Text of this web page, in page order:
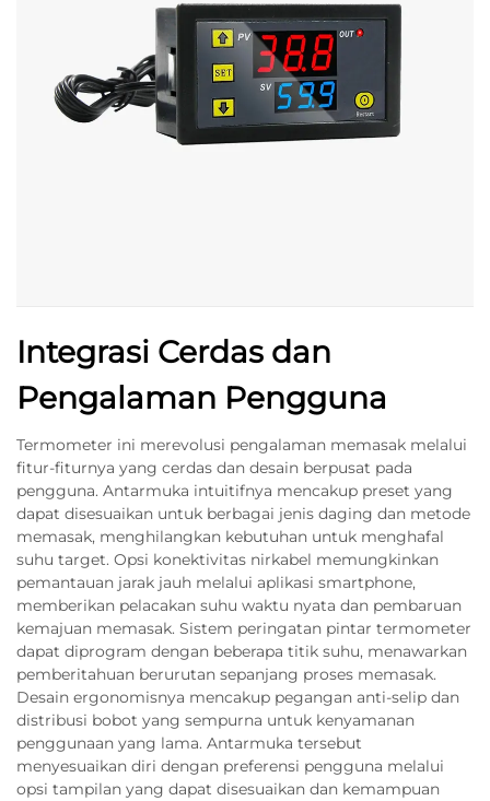
Integrasi Cerdas dan
Pengalaman Pengguna
Termometer ini merevolusi pengalaman memasak melalui
fitur-fiturnya yang cerdas dan desain berpusat pada
pengguna. Antarmuka intuitifnya mencakup preset yang
dapat disesuaikan untuk berbagai jenis daging dan metode
memasak, menghilangkan kebutuhan untuk menghafal
suhu target. Opsi konektivitas nirkabel memungkinkan
pemantauan jarak jauh melalui aplikasi smartphone,
memberikan pelacakan suhu waktu nyata dan pembaruan
kemajuan memasak. Sistem peringatan pintar termometer
dapat diprogram dengan beberapa titik suhu, menawarkan
pemberitahuan berurutan sepanjang proses memasak.
Desain ergonomisnya mencakup pegangan anti-selip dan
distribusi bobot yang sempurna untuk kenyamanan
penggunaan yang lama. Antarmuka tersebut
menyesuaikan diri dengan preferensi pengguna melalui
opsi tampilan yang dapat disesuaikan dan kemampuan